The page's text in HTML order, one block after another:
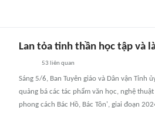
Lan tỏa tinh thần học tập và
53 liên quan
Sáng 5/6, Ban Tuyên giáo và Dân vận Tỉnh
quảng bá các tác phẩm văn học, nghệ
phong cách Bác Hồ, Bác Tôn', giai đoạn